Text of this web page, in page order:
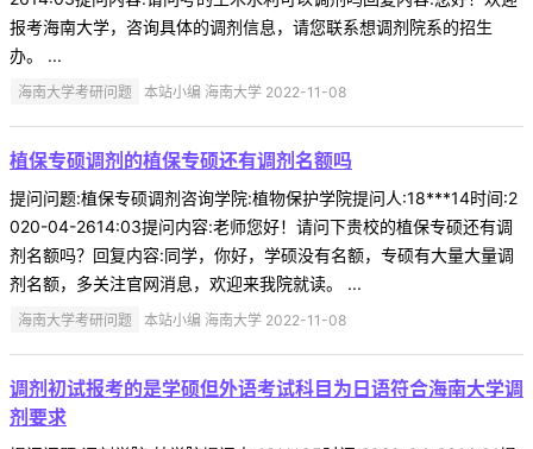
报考海南大学，咨询具体的调剂信息，请您联系想调剂院系的招生
办。 ...
海南大学考研问题 本站小编 海南大学 2022-11-08
植保专硕调剂的植保专硕还有调剂名额吗
提问问题:植保专硕调剂咨询学院:植物保护学院提问人:18***14时间:2
020-04-2614:03提问内容:老师您好！请问下贵校的植保专硕还有调
剂名额吗？回复内容:同学，你好，学硕没有名额，专硕有大量大量调
剂名额，多关注官网消息，欢迎来我院就读。 ...
海南大学考研问题 本站小编 海南大学 2022-11-08
调剂初试报考的是学硕但外语考试科目为日语符合海南大学调
剂要求